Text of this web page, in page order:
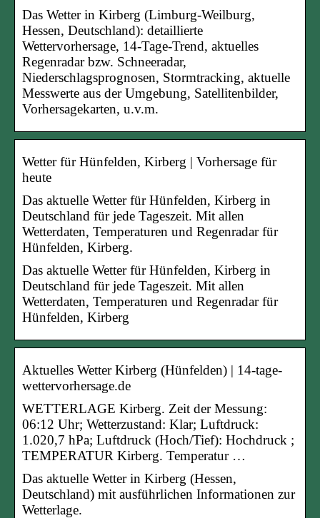
Das Wetter in Kirberg (Limburg-Weilburg,
Hessen, Deutschland): detaillierte
Wettervorhersage, 14-Tage-Trend, aktuelles
Regenradar bzw. Schneeradar,
Niederschlagsprognosen, Stormtracking, aktuelle
Messwerte aus der Umgebung, Satellitenbilder,
Vorhersagekarten, u.v.m.
Wetter für Hünfelden, Kirberg | Vorhersage für
heute
Das aktuelle Wetter für Hünfelden, Kirberg in
Deutschland für jede Tageszeit. Mit allen
Wetterdaten, Temperaturen und Regenradar für
Hünfelden, Kirberg.
Das aktuelle Wetter für Hünfelden, Kirberg in
Deutschland für jede Tageszeit. Mit allen
Wetterdaten, Temperaturen und Regenradar für
Hünfelden, Kirberg
Aktuelles Wetter Kirberg (Hünfelden) | 14-tage-
wettervorhersage.de
WETTERLAGE Kirberg. Zeit der Messung:
06:12 Uhr; Wetterzustand: Klar; Luftdruck:
1.020,7 hPa; Luftdruck (Hoch/Tief): Hochdruck ;
TEMPERATUR Kirberg. Temperatur …
Das aktuelle Wetter in Kirberg (Hessen,
Deutschland) mit ausführlichen Informationen zur
Wetterlage.